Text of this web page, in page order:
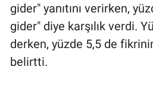
gider" yanıtını verirken,
gider" diye karşılık verdi.
derken, yüzde 5,5 de
belirtti.